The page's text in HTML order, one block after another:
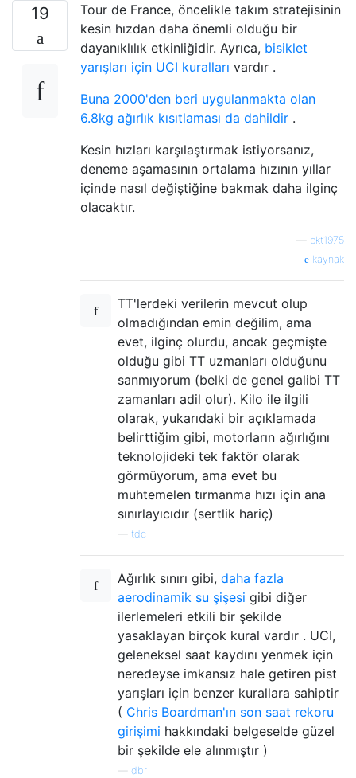
19
Tour de France, öncelikle takım stratejisinin
kesin hızdan daha önemli olduğu bir
dayanıklılık etkinliğidir. Ayrıca, bisiklet
yarışları için UCI kuralları vardır .
Buna 2000'den beri uygulanmakta olan
6.8kg ağırlık kısıtlaması da dahildir .
Kesin hızları karşılaştırmak istiyorsanız,
deneme aşamasının ortalama hızının yıllar
içinde nasıl değiştiğine bakmak daha ilginç
olacaktır.
pkt1975
kaynak
TT'lerdeki verilerin mevcut olup
olmadığından emin değilim, ama
evet, ilginç olurdu, ancak geçmişte
olduğu gibi TT uzmanları olduğunu
sanmıyorum (belki de genel galibi TT
zamanları adil olur). Kilo ile ilgili
olarak, yukarıdaki bir açıklamada
belirttiğim gibi, motorların ağırlığını
teknolojideki tek faktör olarak
görmüyorum, ama evet bu
muhtemelen tırmanma hızı için ana
sınırlayıcıdır (sertlik hariç)
tdc
Ağırlık sınırı gibi, daha fazla
aerodinamik su şişesi gibi diğer
ilerlemeleri etkili bir şekilde
yasaklayan birçok kural vardır . UCI,
geleneksel saat kaydını yenmek için
neredeyse imkansız hale getiren pist
yarışları için benzer kurallara sahiptir
( Chris Boardman'ın son saat rekoru
girişimi hakkındaki belgeselde güzel
bir şekilde ele alınmıştır )
dbr